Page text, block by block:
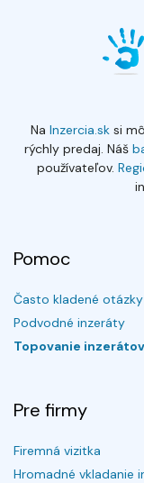
Na Inzercia.sksi
rýchly predaj. Náš
používateľov.
Pomoc
Často kladené otázky
Podvodné inzeráty
Topovanie inzerátov
Pre firmy
Firemná vizitka
Hromadné vkladanie